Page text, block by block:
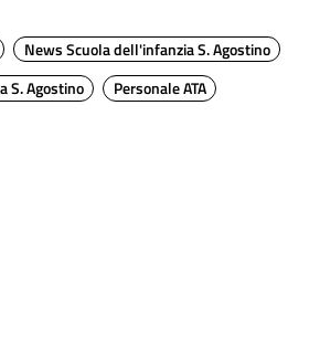
News Scuola dell'infanzia S. Agostino
S. Agostino
Personale ATA